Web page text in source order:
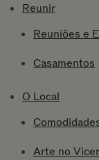
Reunir
Reuniões e
Casamentos
O Local
Arte no